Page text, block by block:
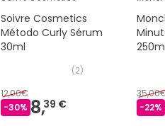
Soivre Cosmetics
Método Curly Sérum
30ml
(2)
12,00€
-30% 8,39 €
-22%